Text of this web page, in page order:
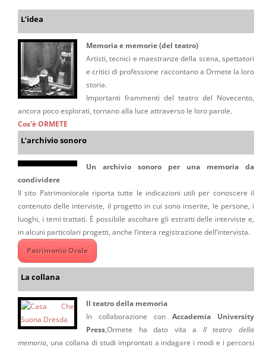
L’idea
Memoria e memorie (del teatro)
Artisti, tecnici e maestranze della scena, spettatori
e critici di professione raccontano a Ormete la loro
storia.
Importanti frammenti del teatro del Novecento,
ancora poco esplorati, tornano alla luce attraverso le loro parole.
Cos’è ORMETE
L’archivio sonoro
Un archivio sonoro per una memoria da
condividere
Il sito Patrimoniorale riporta tutte le indicazioni utili per conoscere il
contenuto delle interviste, il progetto in cui sono inserite, le persone, i
luoghi, i temi trattati. È possibile ascoltare gli estratti delle interviste e,
in alcuni particolari progetti, anche l’intera registrazione dell’intervista.
Patrimonio Orale
La collana
Il teatro della memoria
In collaborazione con Accademia University
Press,Ormete ha dato vita a Il teatro della
memoria, una collana di studi improntati a indagare i modi e i percorsi